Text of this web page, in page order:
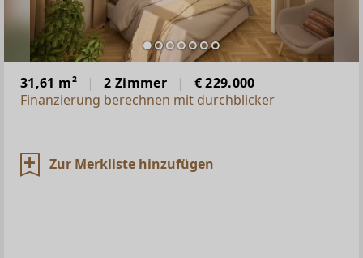
31,61 m² 2 Zimmer
€ 229.000
Finanzierung berechnen mit durchblicker
Zur Merkliste hinzufügen